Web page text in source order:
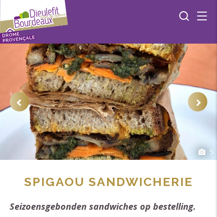
5
SPIGAOU SANDWICHERIE
Seizoensgebonden sandwiches op bestelling.